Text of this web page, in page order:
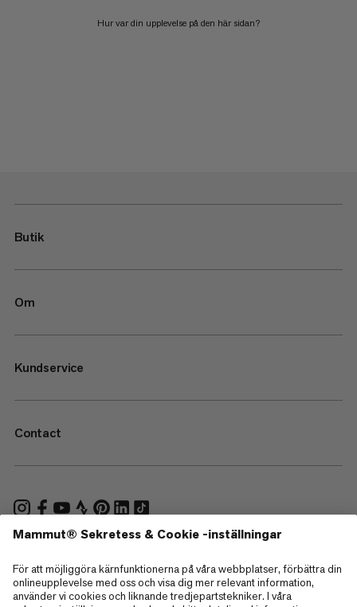
Hur var din upplevelse på den här sidan?
Butik
Om
Kundservice
Contact
—